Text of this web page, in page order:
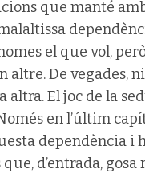
que manté
el que vol,
altre. De vegades,
El joc de la
en l’últim
dependència i
d’entrada,